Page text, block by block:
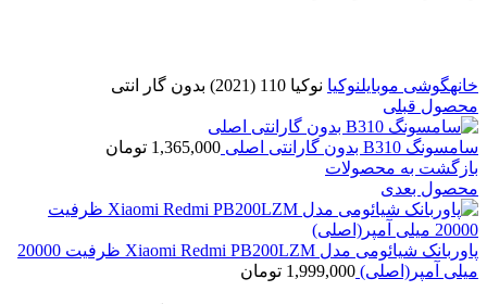
خانهگوشی موبایلنوکیا نوکیا 110 (2021) بدون گار انتی
محصول قبلی
سامسونگ B310 بدون گارانتی اصلی 1,365,000 تومان
بازگشت به محصولات
محصول بعدی
پاوربانک شیائومی مدل Xiaomi Redmi PB200LZM ظرفیت 20000
میلی آمپر(اصلی) 1,999,000 تومان